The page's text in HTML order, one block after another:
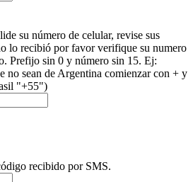
su número de celular, revise sus
lo recibió por favor verifique su numero
Prefijo sin 0 y número sin 15. Ej:
no sean de Argentina comienzar con + y
"+55")
recibido por SMS.